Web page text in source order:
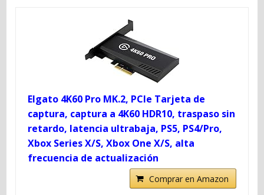
Elgato 4K60 Pro MK.2, PCIe Tarjeta de
captura, captura a 4K60 HDR10, traspaso sin
retardo, latencia ultrabaja, PS5, PS4/Pro,
Xbox Series X/S, Xbox One X/S, alta
frecuencia de actualización
Comprar en Amazon